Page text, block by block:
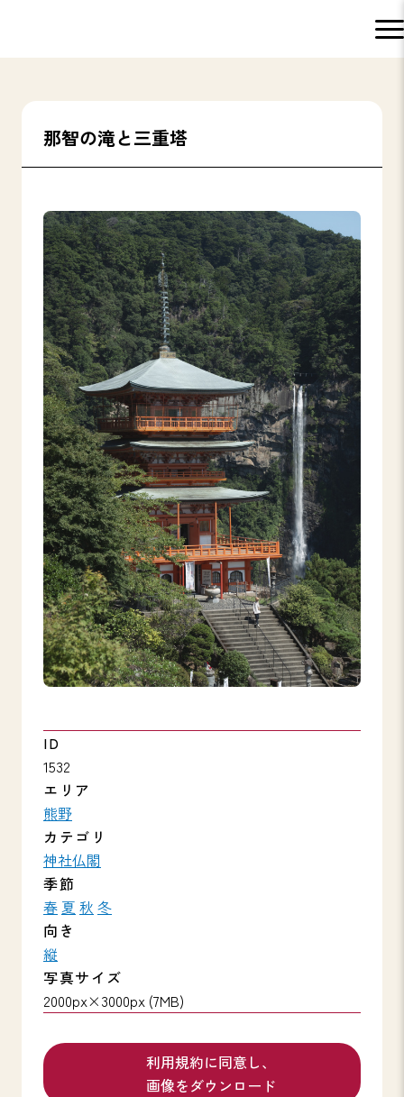
那智の滝と三重塔
ID
1532
エリア
熊野
カテゴリ
神社仏閣
季節
春夏 秋 冬
向き
縦
写真サイズ
2000px×3000px (7MB)
利用規約に同意し、
画像をダウンロード